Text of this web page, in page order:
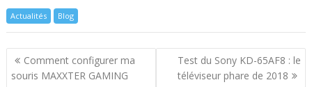
Actualités Blog
Navigation
de
Comment configurer ma
souris MAXXTER GAMING
Test du Sony KD-65AF8 : le
téléviseur phare de 2018